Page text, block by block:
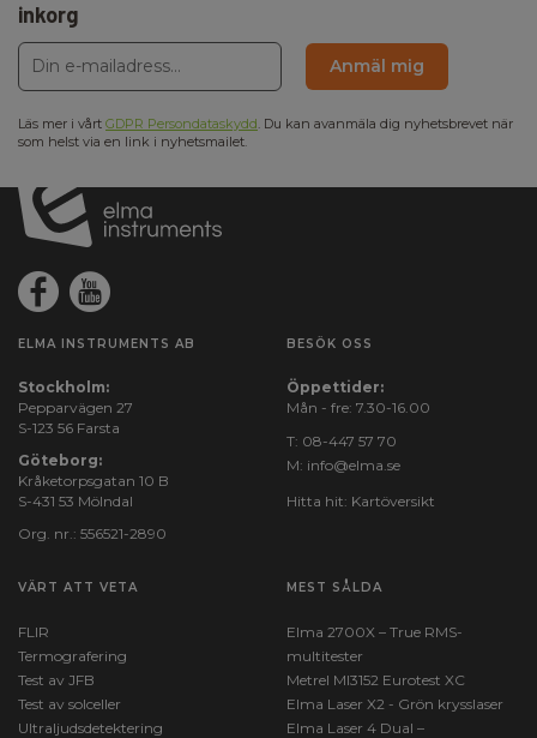
inkorg
Anmäl mig
Läs mer i vårt GDPR Persondataskydd. Du kan avanmäla dig nyhetsbrevet när
som helst via en link i nyhetsmailet.
ELMA INSTRUMENTS AB
Stockholm:
Pepparvägen 27
S-123 56 Farsta
Göteborg:
Kråketorpsgatan 10 B
S-431 53 Mölndal
Org. nr.: 556521-2890
BESÖK OSS
Öppettider:
Mån - fre: 7.30-16.00
T: 08-447 57 70
M: info@elma.se
Hitta hit: Kartöversikt
VÄRT ATT VETA
FLIR
Termografering
Test av JFB
Test av solceller
Ultraljudsdetektering
MEST SÅLDA
Elma 2700X – True RMS-
multitester
Metrel MI3152 Eurotest XC
Elma Laser X2 - Grön krysslaser
Elma Laser 4 Dual –